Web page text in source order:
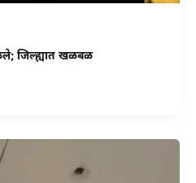
जिल्ह्यात खळबळ